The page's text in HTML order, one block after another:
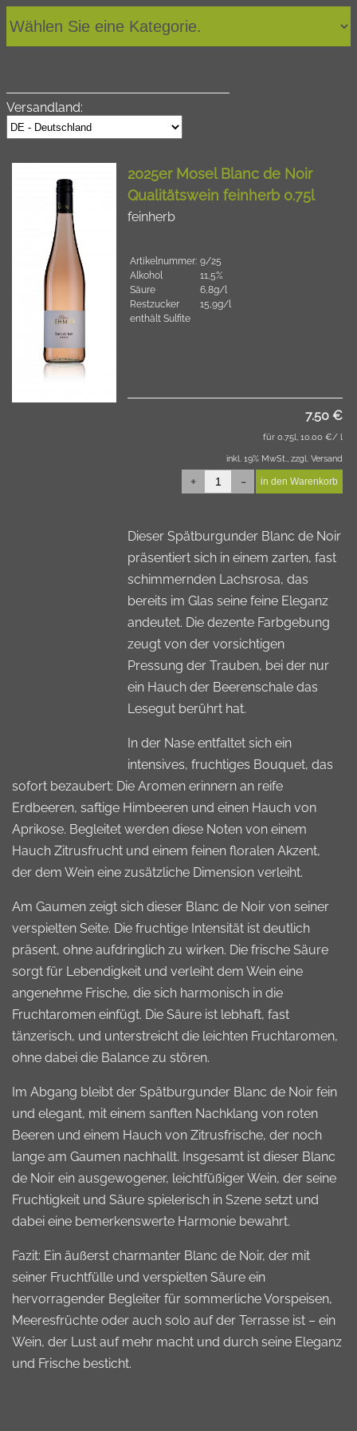
Versandland:
2025er Mosel Blanc de Noir
Qualitätswein feinherb 0.75l
feinherb
Artikelnummer: 9/25
Alkohol
11,5%
Säure
6,8g/l
Restzucker
15,9g/l
enthält Sulfite
7.50 €
für 0.75l, 10.00 €/ l
inkl. 19% MwSt., zzgl. Versand
-
+
Dieser Spätburgunder Blanc de Noir
präsentiert sich in einem zarten, fast
schimmernden Lachsrosa, das
bereits im Glas seine feine Eleganz
andeutet. Die dezente Farbgebung
zeugt von der vorsichtigen
Pressung der Trauben, bei der nur
ein Hauch der Beerenschale das
Lesegut berührt hat.
In der Nase entfaltet sich ein
intensives, fruchtiges Bouquet, das
sofort bezaubert: Die Aromen erinnern an reife
Erdbeeren, saftige Himbeeren und einen Hauch von
Aprikose. Begleitet werden diese Noten von einem
Hauch Zitrusfrucht und einem feinen floralen Akzent,
der dem Wein eine zusätzliche Dimension verleiht.
Am Gaumen zeigt sich dieser Blanc de Noir von seiner
verspielten Seite. Die fruchtige Intensität ist deutlich
präsent, ohne aufdringlich zu wirken. Die frische Säure
sorgt für Lebendigkeit und verleiht dem Wein eine
angenehme Frische, die sich harmonisch in die
Fruchtaromen einfügt. Die Säure ist lebhaft, fast
tänzerisch, und unterstreicht die leichten Fruchtaromen,
ohne dabei die Balance zu stören.
Im Abgang bleibt der Spätburgunder Blanc de Noir fein
und elegant, mit einem sanften Nachklang von roten
Beeren und einem Hauch von Zitrusfrische, der noch
lange am Gaumen nachhallt. Insgesamt ist dieser Blanc
de Noir ein ausgewogener, leichtfüßiger Wein, der seine
Fruchtigkeit und Säure spielerisch in Szene setzt und
dabei eine bemerkenswerte Harmonie bewahrt.
Fazit: Ein äußerst charmanter Blanc de Noir, der mit
seiner Fruchtfülle und verspielten Säure ein
hervorragender Begleiter für sommerliche Vorspeisen,
Meeresfrüchte oder auch solo auf der Terrasse ist – ein
Wein, der Lust auf mehr macht und durch seine Eleganz
und Frische besticht.